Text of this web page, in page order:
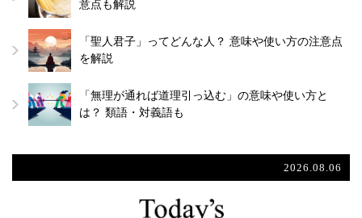
意点も解説
「聖人君子」ってどんな人？ 意味や使い方の注意点
を解説
「無理が通れば道理引っ込む」の意味や使い方と
は？ 類語・対義語も
2026.08.06